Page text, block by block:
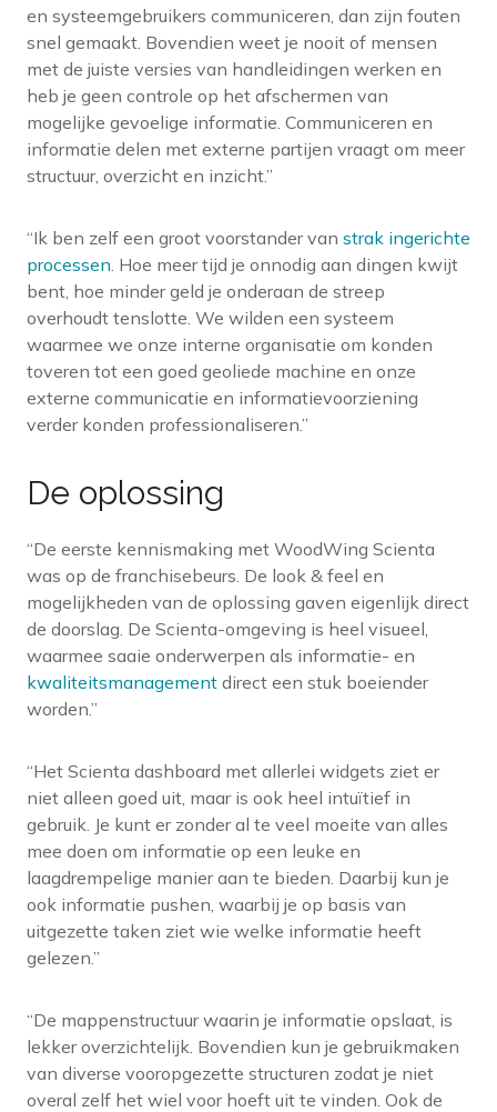
en systeemgebruikers communiceren, dan zijn fouten
snel gemaakt. Bovendien weet je nooit of mensen
met de juiste versies van handleidingen werken en
heb je geen controle op het afschermen van
mogelijke gevoelige informatie. Communiceren en
informatie delen met externe partijen vraagt om meer
structuur, overzicht en inzicht.”
“Ik ben zelf een groot voorstander van strak ingerichte
processen . Hoe meer tijd je onnodig aan dingen kwijt
bent, hoe minder geld je onderaan de streep
overhoudt tenslotte. We wilden een systeem
waarmee we onze interne organisatie om konden
toveren tot een goed geoliede machine en onze
externe communicatie en informatievoorziening
verder konden professionaliseren.”
De oplossing
“De eerste kennismaking met WoodWing Scienta
was op de franchisebeurs. De look & feel en
mogelijkheden van de oplossing gaven eigenlijk direct
de doorslag. De Scienta-omgeving is heel visueel,
waarmee saaie onderwerpen als informatie- en
kwaliteitsmanagement direct een stuk boeiender
worden.”
“Het Scienta dashboard met allerlei widgets ziet er
niet alleen goed uit, maar is ook heel intuïtief in
gebruik. Je kunt er zonder al te veel moeite van alles
mee doen om informatie op een leuke en
laagdrempelige manier aan te bieden. Daarbij kun je
ook informatie pushen, waarbij je op basis van
uitgezette taken ziet wie welke informatie heeft
gelezen.”
“De mappenstructuur waarin je informatie opslaat, is
lekker overzichtelijk. Bovendien kun je gebruikmaken
van diverse vooropgezette structuren zodat je niet
overal zelf het wiel voor hoeft uit te vinden. Ook de